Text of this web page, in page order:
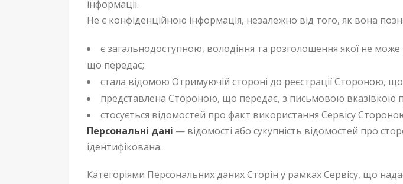
інформації.
Не є конфіденційною інформація, незалежно від того, як вона
є загальнодоступною, володіння та розголошення якої не
що передає;
стала відомою Отримуючій стороні до реєстрації Стороною, що
представлена Стороною, що передає, з письмовою вказівкою
стосується відомостей про факт використання Сервісу
Персональні дані — відомості або сукупність відомостей про
ідентифікована.
Категоріями Персональних даних Сторін у рамках Сервісу, що